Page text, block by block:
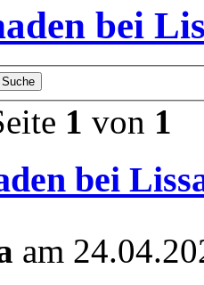
bei
1 von 1
bei
am